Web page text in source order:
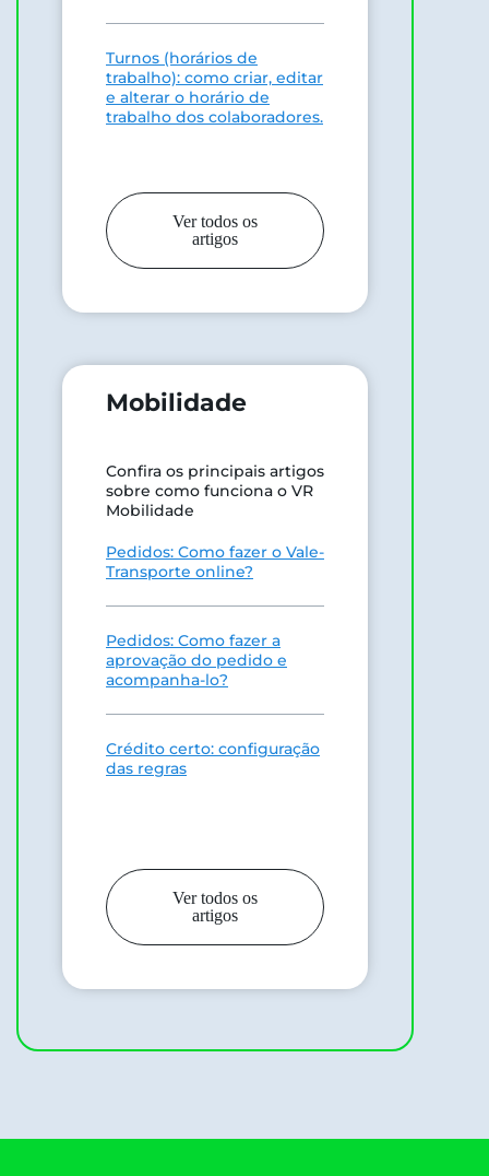
Turnos (horários de
trabalho): como criar, editar
e alterar o horário de
trabalho dos colaboradores.
Ver todos os
artigos
Mobilidade
Confira os principais artigos
sobre como funciona o VR
Mobilidade
Pedidos: Como fazer o Vale-
Transporte online?
Pedidos: Como fazer a
aprovação do pedido e
acompanha-lo?
Crédito certo: configuração
das regras
Ver todos os
artigos